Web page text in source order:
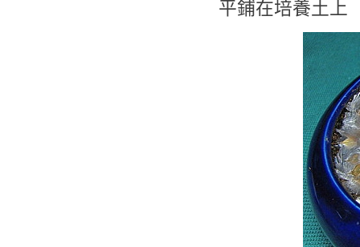
平鋪在培養土上